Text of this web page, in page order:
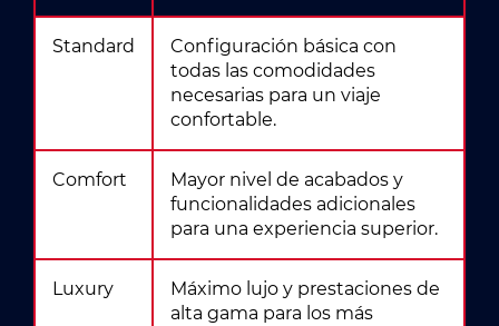
Standard
Configuración básica con
todas las comodidades
necesarias para un viaje
confortable.
Comfort
Mayor nivel de acabados y
funcionalidades adicionales
para una experiencia superior.
Luxury
Máximo lujo y prestaciones de
alta gama para los más